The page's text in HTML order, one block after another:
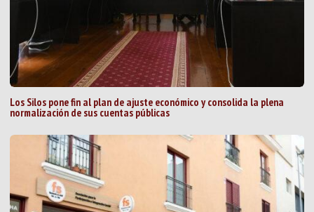
Los Silos pone fin al plan de ajuste económico y consolida la plena
normalización de sus cuentas públicas